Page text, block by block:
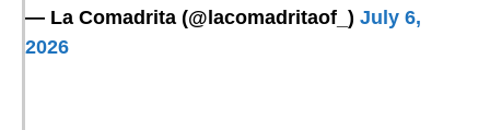
— La Comadrita (@lacomadritaof_) July 6,
2026